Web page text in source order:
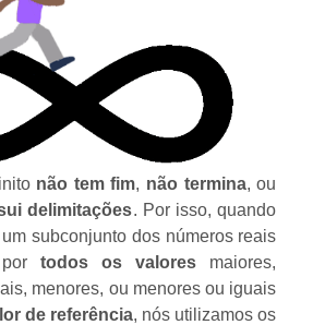
não tem fim, não termina, ou
delimitações. Por isso, quando
umsubconjunto dos números reais
todos os valores maiores,
menores, ou menores ou iguais
de referência, nós utilizamos os